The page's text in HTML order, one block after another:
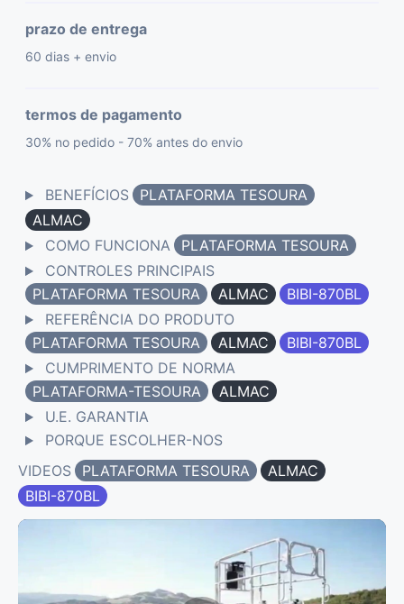
prazo de entrega
60 dias + envio
termos de pagamento
30% no pedido - 70% antes do envio
BENEFÍCIOS
PLATAFORMA TESOURA
ALMAC
COMO FUNCIONA
PLATAFORMA TESOURA
CONTROLES PRINCIPAIS
PLATAFORMA TESOURA
ALMAC
BIBI-870BL
REFERÊNCIA DO PRODUTO
PLATAFORMA TESOURA
ALMAC
BIBI-870BL
CUMPRIMENTO DE NORMA
PLATAFORMA-TESOURA
ALMAC
U.E. GARANTIA
PORQUE ESCOLHER-NOS
VIDEOS
PLATAFORMA TESOURA
ALMAC
BIBI-870BL